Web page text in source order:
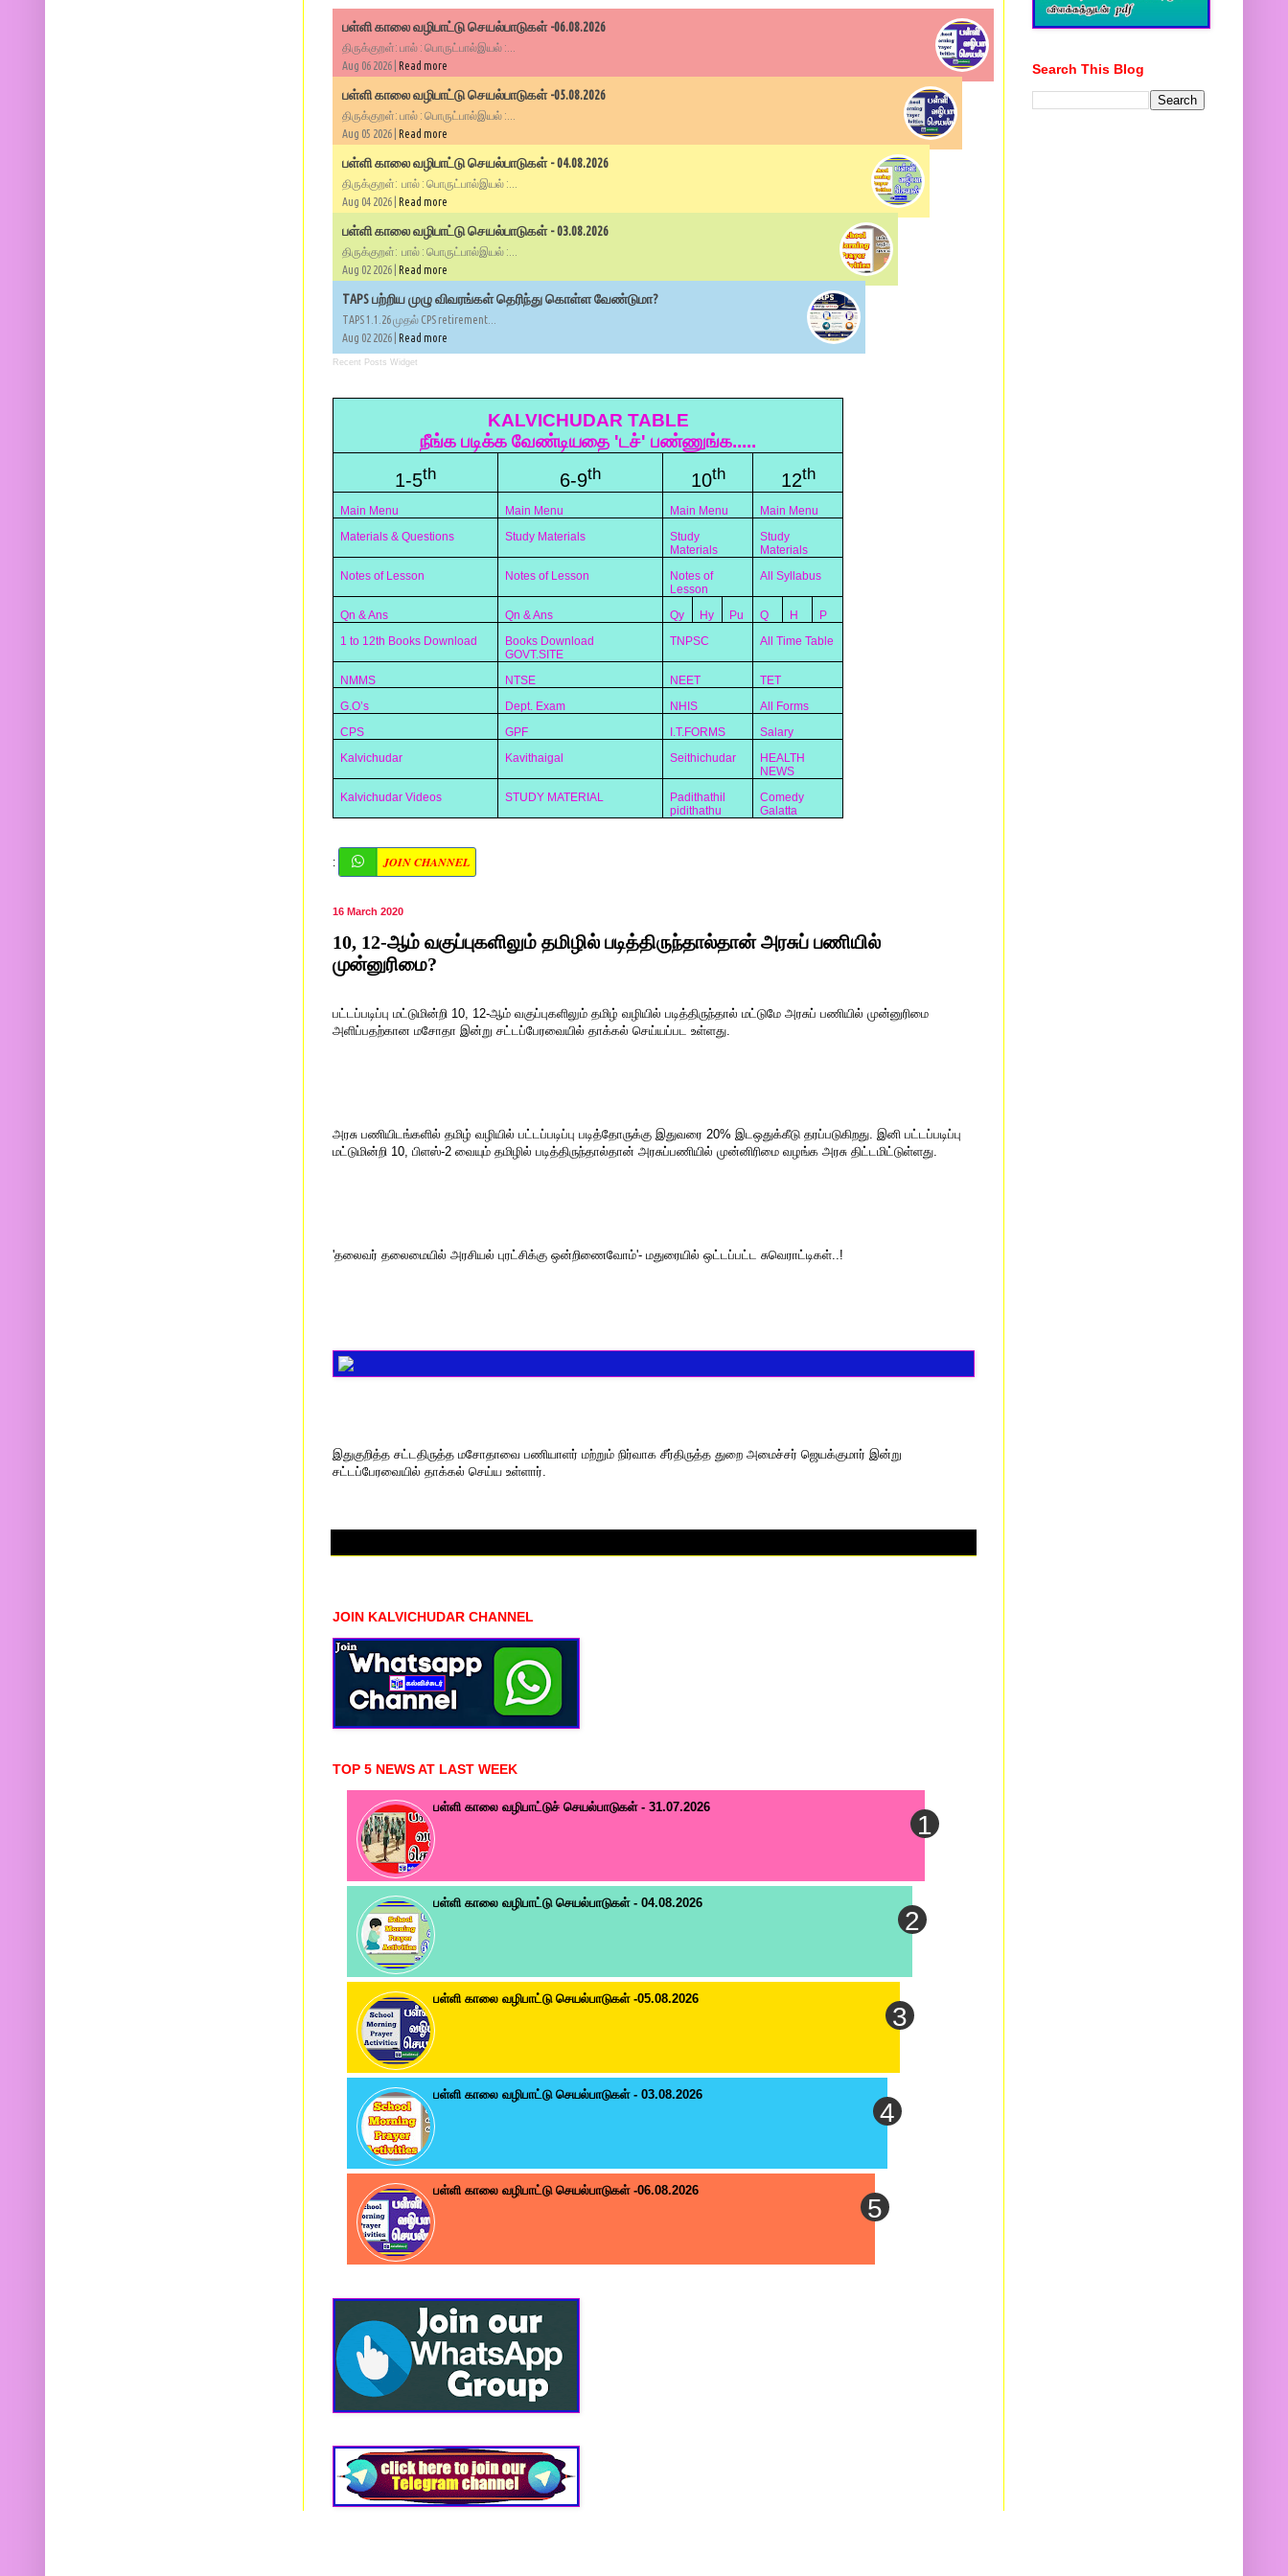
பள்ளி காலை வழிபாட்டு செயல்பாடுகள் -06.08.2026
திருக்குறள்: பால் : பொருட்பால்இயல் :...
Aug 06 2026 | Read more
பள்ளி காலை வழிபாட்டு செயல்பாடுகள் -05.08.2026
திருக்குறள்: பால் : பொருட்பால்இயல் :...
Aug 05 2026 | Read more
பள்ளி காலை வழிபாட்டு செயல்பாடுகள் - 04.08.2026
திருக்குறள்: பால் : பொருட்பால்இயல் :...
Aug 04 2026 | Read more
பள்ளி காலை வழிபாட்டு செயல்பாடுகள் - 03.08.2026
திருக்குறள்: பால் : பொருட்பால்இயல் :...
Aug 02 2026 | Read more
TAPS பற்றிய முழு விவரங்கள் தெரிந்து கொள்ள வேண்டுமா?
TAPS 1.1.26 முதல் CPS retirement...
Aug 02 2026 | Read more
Recent Posts Widget
KALVICHUDAR TABLE
நீங்க படிக்க வேண்டியதை 'டச்' பண்ணுங்க.....
1-5th 6-9th 10th 12th
Main Menu Main Menu Main Menu
Main Menu
Materials & Questions
Study Materials
Study
Materials
Study
Materials
Notes of Lesson
Notes of Lesson
Notes of
Lesson
All Syllabus
Qn & Ans Qn & Ans Qy Hy Pu Q H
P
1 to 12th Books Download
Books Download
GOVT.SITE
TNPSC All Time Table
NMMS NTSE NEET
TET
G.O’s
Dept. Exam NHIS
All Forms
CPS
GPF I.T.FORMS
Salary
Kalvichudar
Kavithaigal Seithichudar
HEALTH
NEWS
Kalvichudar Videos
STUDY MATERIAL
Padithathil
pidithathu
Comedy
Galatta
: JOIN CHANNEL
16 March 2020
10, 12-ஆம் வகுப்புகளிலும் தமிழில் படித்திருந்தால்தான் அரசுப் பணியில்
முன்னுரிமை?
பட்டப்படிப்பு மட்டுமின்றி 10, 12-ஆம் வகுப்புகளிலும் தமிழ் வழியில் படித்திருந்தால் மட்டுமே அரசுப் பணியில் முன்னுரிமை
அளிப்பதற்கான மசோதா இன்று சட்டப்பேரவையில் தாக்கல் செய்யப்பட உள்ளது.
அரசு பணியிடங்களில் தமிழ் வழியில் பட்டப்படிப்பு படித்தோருக்கு இதுவரை 20% இடஒதுக்கீடு தரப்படுகிறது. இனி பட்டப்படிப்பு
மட்டுமின்றி 10, பிளஸ்-2 வையும் தமிழில் படித்திருந்தால்தான் அரசுப்பணியில் முன்னிரிமை வழங்க அரசு திட்டமிட்டுள்ளது.
'தலைவர் தலைமையில் அரசியல் புரட்சிக்கு ஒன்றிணைவோம்'- மதுரையில் ஒட்டப்பட்ட சுவெராட்டிகள்..!
இதுகுறித்த சட்டதிருத்த மசோதாவை பணியாளர் மற்றும் நிர்வாக சீர்திருத்த துறை அமைச்சர் ஜெயக்குமார் இன்று
சட்டப்பேரவையில் தாக்கல் செய்ய உள்ளார்.
JOIN KALVICHUDAR CHANNEL
TOP 5 NEWS AT LAST WEEK
பள்ளி காலை வழிபாட்டுச் செயல்பாடுகள் - 31.07.2026
பள்ளி காலை வழிபாட்டு செயல்பாடுகள் - 04.08.2026
பள்ளி காலை வழிபாட்டு செயல்பாடுகள் -05.08.2026
பள்ளி காலை வழிபாட்டு செயல்பாடுகள் - 03.08.2026
பள்ளி காலை வழிபாட்டு செயல்பாடுகள் -06.08.2026
Search This Blog